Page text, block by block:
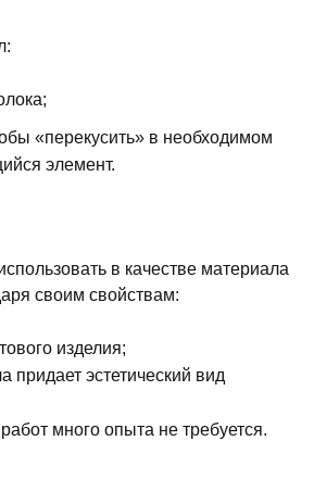
«перекусить» в необходимом
элемент.
в качестве материала
своим свойствам:
изделия;
придает эстетический вид
много опыта не требуется.